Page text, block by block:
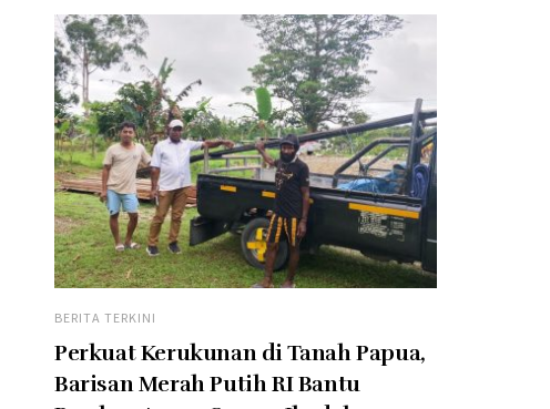
BERITA TERKINI
Perkuat Kerukunan di Tanah Papua,
Barisan Merah Putih RI Bantu